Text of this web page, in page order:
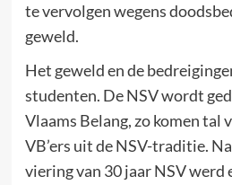
te vervolgen wegens
geweld.
Het geweld en de
studenten. De NSV wordt
Vlaams Belang, zo komen tal
VB’ers uit de NSV-traditie.
viering van 30 jaar NSV werd